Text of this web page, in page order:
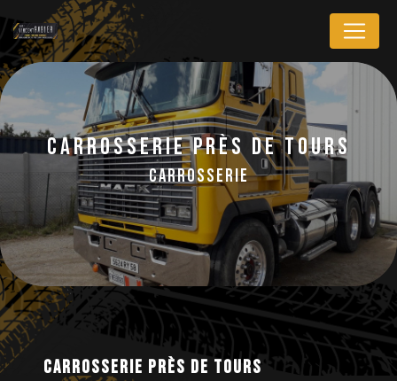
Carrosserie près de Tours
Carrosserie
Carrosserie près de Tours
Panneau de gestion des cookies